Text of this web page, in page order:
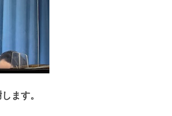
ます。